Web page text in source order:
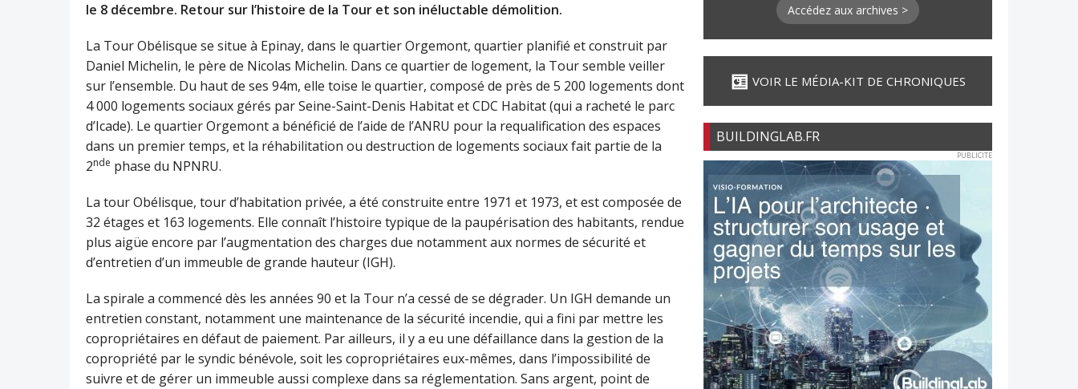
le 8 décembre. Retour sur l’histoire de la Tour et son inéluctable démolition.
La Tour Obélisque se situe à Epinay, dans le quartier Orgemont, quartier planifié et construit par
Daniel Michelin, le père de Nicolas Michelin. Dans ce quartier de logement, la Tour semble veiller
sur l’ensemble. Du haut de ses 94m, elle toise le quartier, composé de près de 5 200 logements dont
4 000 logements sociaux gérés par Seine-Saint-Denis Habitat et CDC Habitat (qui a racheté le parc
d’Icade). Le quartier Orgemont a bénéficié de l’aide de l’ANRU pour la requalification des espaces
dans un premier temps, et la réhabilitation ou destruction de logements sociaux fait partie de la
2nde phase du NPNRU.
La tour Obélisque, tour d’habitation privée, a été construite entre 1971 et 1973, et est composée de
32 étages et 163 logements. Elle connaît l’histoire typique de la paupérisation des habitants, rendue
plus aigüe encore par l’augmentation des charges due notamment aux normes de sécurité et
d’entretien d’un immeuble de grande hauteur (IGH).
La spirale a commencé dès les années 90 et la Tour n’a cessé de se dégrader. Un IGH demande un
entretien constant, notamment une maintenance de la sécurité incendie, qui a fini par mettre les
copropriétaires en défaut de paiement. Par ailleurs, il y a eu une défaillance dans la gestion de la
copropriété par le syndic bénévole, soit les copropriétaires eux-mêmes, dans l’impossibilité de
suivre et de gérer un immeuble aussi complexe dans sa réglementation. Sans argent, point de
Accédez aux archives >
VOIR LE MÉDIA-KIT DE CHRONIQUES
BUILDINGLAB.FR
PUBLICITE